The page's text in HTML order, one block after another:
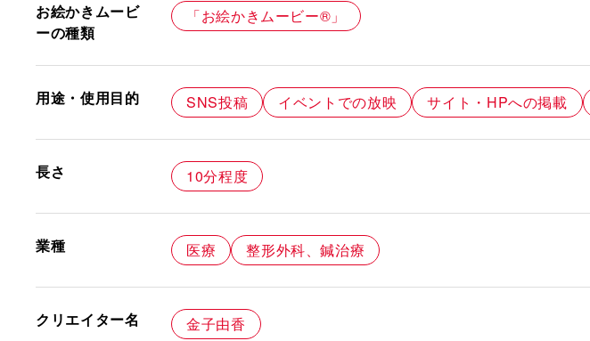
お絵かきムービ
ーの種類
「お絵かきムービー®」
用途・使用目的 SNS投稿 イベントでの放映 サイト・HPへの掲載
長さ 10分程度
業種 医療 整形外科、鍼治療
クリエイター名 金子由香